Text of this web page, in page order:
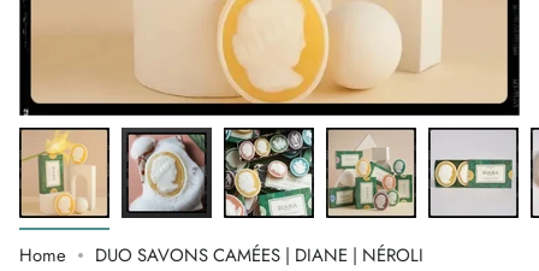
Home DUO SAVONS CAMÉES | DIANE | NÉROLI